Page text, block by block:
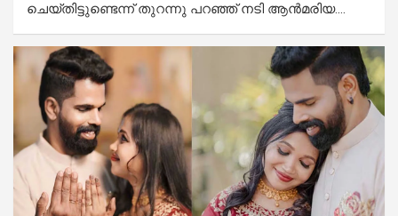
ചെയ്‍തിട്ടുണ്ടെന്ന് തുറന്നു പറഞ്ഞ് നടി ആൻമരിയ.…